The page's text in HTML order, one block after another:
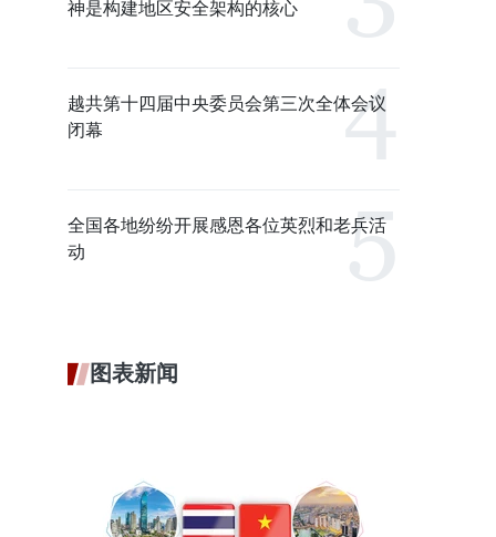
神是构建地区安全架构的核心
越共第十四届中央委员会第三次全体会议
闭幕
全国各地纷纷开展感恩各位英烈和老兵活
动
图表新闻